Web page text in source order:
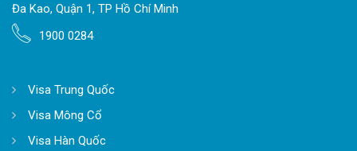
Đa Kao, Quận 1, TP Hồ Chí Minh
1900 0284
Visa Trung Quốc
Visa Mông Cổ
Visa Hàn Quốc